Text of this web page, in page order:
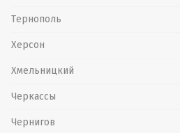
Тернополь
Херсон
Хмельницкий
Черкассы
Чернигов